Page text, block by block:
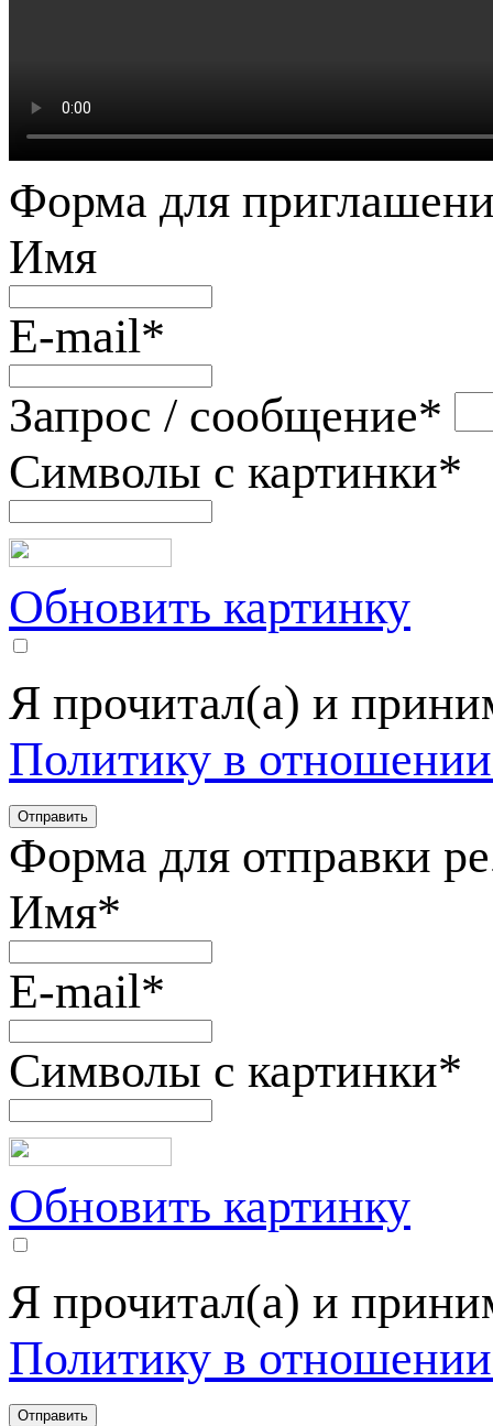
Форма для
Имя
E-mail*
Запрос / сообщение*
Символы с картинки*
Обновить картинку
Я прочитал(а) и
Политику в
Форма для отправки
Имя*
E-mail*
Символы с картинки*
Обновить картинку
Я прочитал(а) и
Политику в